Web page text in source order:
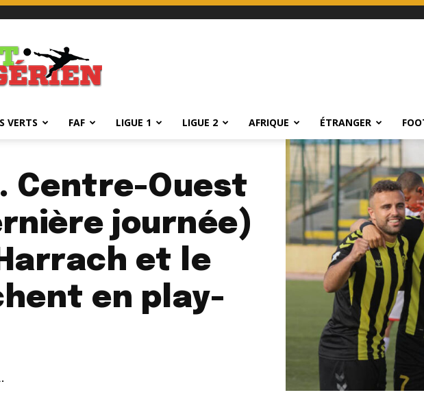
FOOTALGERIEN
VERTS FAF LIGUE 1 LIGUE 2 AFRIQUE ÉTRANGER
Centre-Ouest
journée)
Harrach et le
en play-